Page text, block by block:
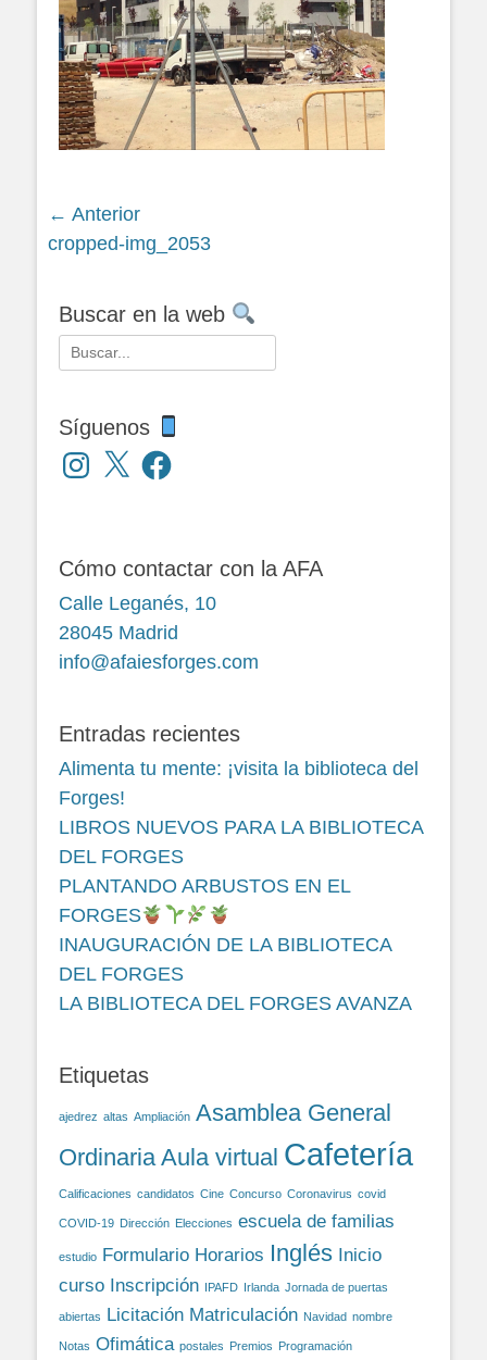
Navegación
de
← Anterior
Siguiente
cropped-img_2053
Buscar en la web
Buscar:
Síguenos
Instagram
X Facebook
Cómo contactar con la AFA
Calle Leganés, 10
28045 Madrid
info@afaiesforges.com
Entradas recientes
Alimenta tu mente: ¡visita la biblioteca del
Forges!
LIBROS NUEVOS PARA LA BIBLIOTECA
DEL FORGES
PLANTANDO ARBUSTOS EN EL
FORGES
INAUGURACIÓN DE LA BIBLIOTECA
DEL FORGES
LA BIBLIOTECA DEL FORGES AVANZA
Etiquetas
ajedrez altas Ampliación Asamblea General
Ordinaria Aula virtual Cafetería
Calificaciones candidatos Cine Concurso Coronavirus covid
COVID-19 Dirección Elecciones escuela de familias
estudio Formulario Horarios Inglés Inicio
curso Inscripción IPAFD Irlanda Jornada de puertas
abiertas Licitación Matriculación Navidad nombre
Notas Ofimática postales Premios Programación